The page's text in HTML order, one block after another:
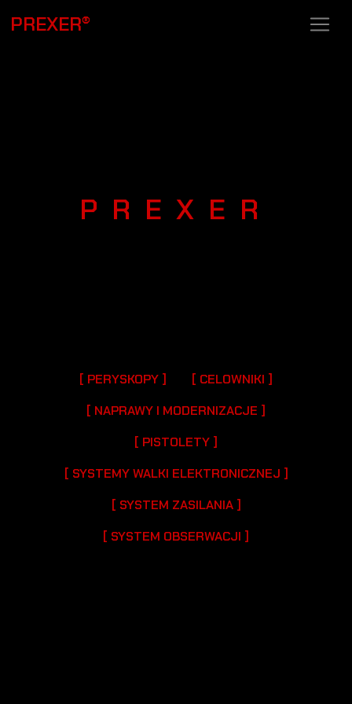
PREXER®
PREXER
[ PERYSKOPY ]
[ CELOWNIKI ]
[ NAPRAWY I MODERNIZACJE ]
[ PISTOLETY ]
[ SYSTEMY WALKI ELEKTRONICZNEJ ]
[ SYSTEM ZASILANIA ]
[ SYSTEM OBSERWACJI ]